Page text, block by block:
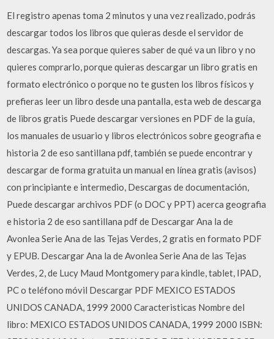
El registro apenas toma 2 minutos y una vez realizado, podrás
descargar todos los libros que quieras desde el servidor de
descargas. Ya sea porque quieres saber de qué va un libro y no
quieres comprarlo, porque quieras descargar un libro gratis en
formato electrónico o porque no te gusten los libros físicos y
prefieras leer un libro desde una pantalla, esta web de descarga
de libros gratis Puede descargar versiones en PDF de la guía,
los manuales de usuario y libros electrónicos sobre geografia e
historia 2 de eso santillana pdf, también se puede encontrar y
descargar de forma gratuita un manual en línea gratis (avisos)
con principiante e intermedio, Descargas de documentación,
Puede descargar archivos PDF (o DOC y PPT) acerca geografia
e historia 2 de eso santillana pdf de Descargar Ana la de
Avonlea Serie Ana de las Tejas Verdes, 2 gratis en formato PDF
y EPUB. Descargar Ana la de Avonlea Serie Ana de las Tejas
Verdes, 2, de Lucy Maud Montgomery para kindle, tablet, IPAD,
PC o teléfono móvil Descargar PDF MEXICO ESTADOS
UNIDOS CANADA, 1999 2000 Caracteristicas Nombre del
libro: MEXICO ESTADOS UNIDOS CANADA, 1999 2000 ISBN: